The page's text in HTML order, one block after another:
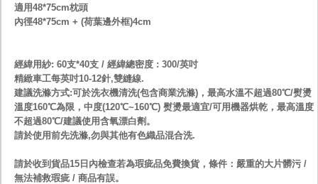
適用48*75cm枕頭
內徑48*75cm + (荷葉邊外框)4cm
經緯用紗: 60支*40支 / 經緯總密度 : 300/英吋
精緻車工每英吋10-12針,雙縫線.
建議洗滌方式:可於洗衣機清洗(包含商業洗滌)，最高水溫不超過80℃/熨燙
溫度160℃為限，中度(120℃~160℃) 熨燙最適宜/可用機器烘乾，最高溫度
不超過80℃/建議使用含氧漂白劑。
請於使用前先洗滌,勿與其他有色織品混合洗.
請於收到貨品15日內檢查若為瑕疵品免費換貨，條件：嚴重的大片髒污 /
無法補救瑕疵 / 商品有誤。